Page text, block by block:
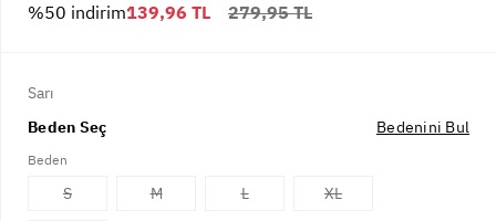
279,95 TL
%50 indirim139,96 TL
Sarı
Beden Seç
Bedenini Bul
Beden
S M L XL